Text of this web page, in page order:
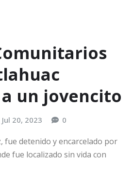
un jovencito
Jul 20, 2023 0
fue detenido y encarcelado por
fue localizado sin vida con